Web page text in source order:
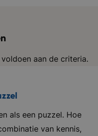
aan de criteria.
als een puzzel. Hoe
van kennis,